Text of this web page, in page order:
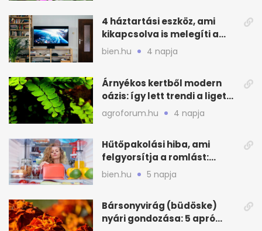
4 háztartási eszköz, ami
kikapcsolva is melegíti a
lakást
bien.hu 4 napja
Árnyékos kertből modern
oázis: így lett trendi a ligetes
zöld
agroforum.hu 4 napja
Hűtőpakolási hiba, ami
felgyorsítja a romlást:
zónákra figyelj
bien.hu 5 napja
Bársonyvirág (büdöske)
nyári gondozása: 5 apró